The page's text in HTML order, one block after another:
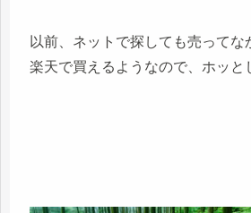
以前、ネットで探しても売ってな
楽天で買えるようなので、ホッと